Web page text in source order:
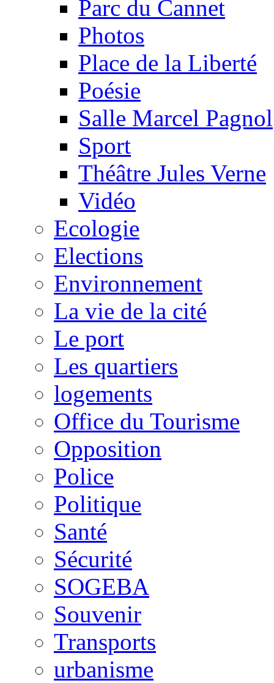
Parc du Cannet
Photos
Place de la Liberté
Poésie
Salle Marcel Pagnol
Sport
Théâtre Jules Verne
Vidéo
Ecologie
Elections
Environnement
La vie de la cité
Le port
Les quartiers
logements
Office du Tourisme
Opposition
Police
Politique
Santé
Sécurité
SOGEBA
Souvenir
Transports
urbanisme